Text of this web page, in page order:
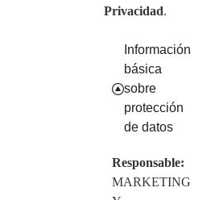
Privacidad.
Información
básica
sobre
protección
de datos
Responsable:
MARKETING